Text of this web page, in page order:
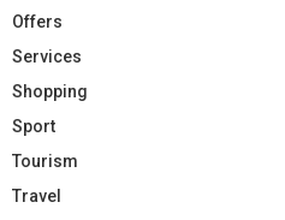
Offers
Services
Shopping
Sport
Tourism
Travel